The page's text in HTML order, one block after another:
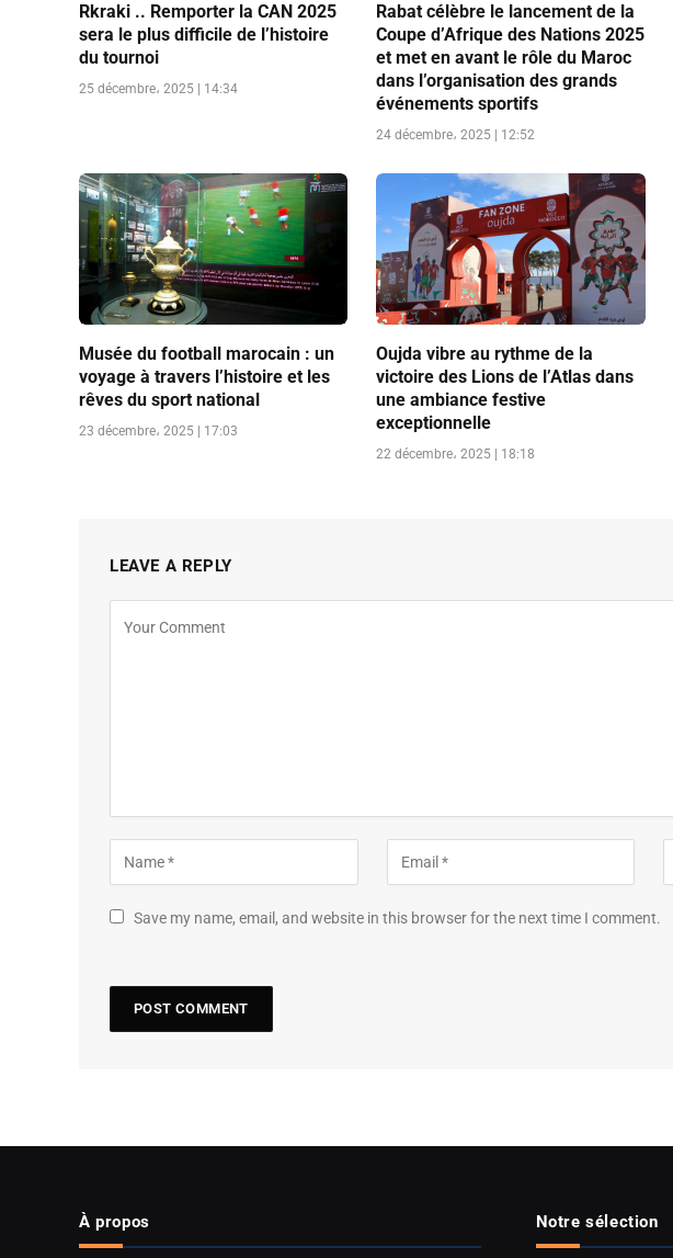
Rkraki .. Remporter la CAN 2025
sera le plus difficile de l’histoire
du tournoi
25 décembre، 2025 | 14:34
Rabat célèbre le lancement de la
Coupe d’Afrique des Nations 2025
et met en avant le rôle du Maroc
dans l’organisation des grands
événements sportifs
24 décembre، 2025 | 12:52
Musée du football marocain : un
voyage à travers l’histoire et les
rêves du sport national
23 décembre، 2025 | 17:03
Oujda vibre au rythme de la
victoire des Lions de l’Atlas dans
une ambiance festive
exceptionnelle
22 décembre، 2025 | 18:18
LEAVE A REPLY
Save my name, email, and website in this browser for the next time I comment.
À propos Notre sélection